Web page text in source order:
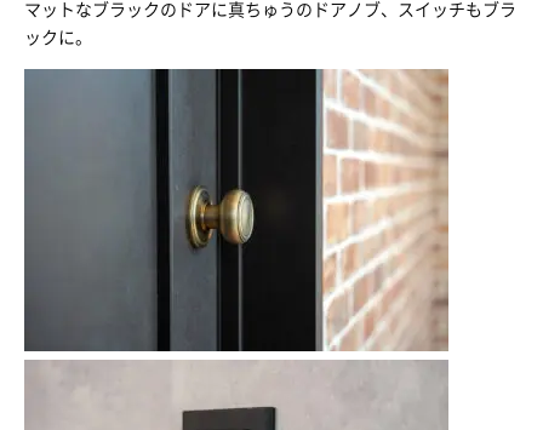
マットなブラックのドアに真ちゅうのドアノブ、スイッチもブラ
ックに。